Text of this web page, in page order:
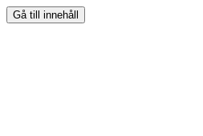
Gå till innehåll